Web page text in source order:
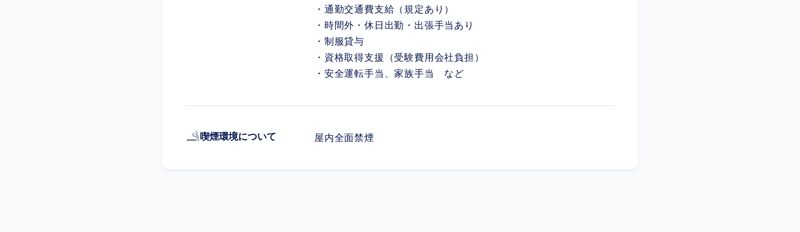
・通勤交通費支給（規定あり）
・時間外・休日出勤・出張手当あり
・制服貸与
・資格取得支援（受験費用会社負担）
・安全運転手当、家族手当 など
smoking_rooms 喫煙環境について 屋内全面禁煙